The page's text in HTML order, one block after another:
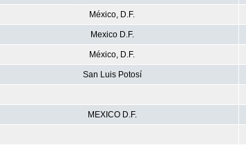
México, D.F.
Mexico D.F.
México, D.F.
San Luis Potosí
MEXICO D.F.